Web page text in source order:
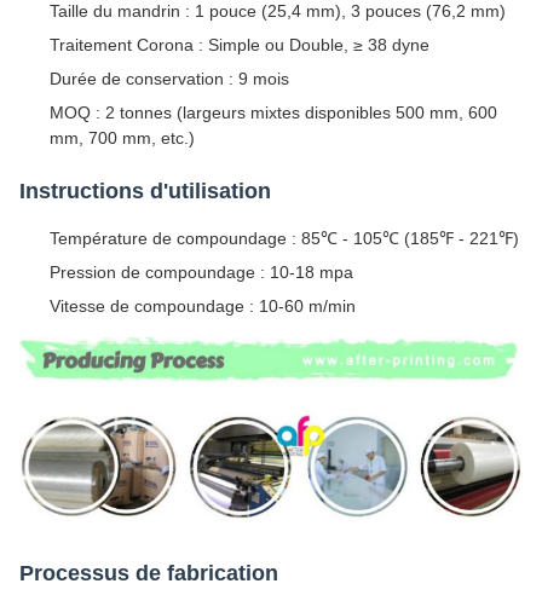
Taille du mandrin : 1 pouce (25,4 mm), 3 pouces (76,2 mm)
Traitement Corona : Simple ou Double, ≥ 38 dyne
Durée de conservation : 9 mois
MOQ : 2 tonnes (largeurs mixtes disponibles 500 mm, 600
mm, 700 mm, etc.)
Instructions d'utilisation
Température de compoundage : 85℃ - 105℃ (185℉ - 221℉)
Pression de compoundage : 10-18 mpa
Vitesse de compoundage : 10-60 m/min
Processus de fabrication